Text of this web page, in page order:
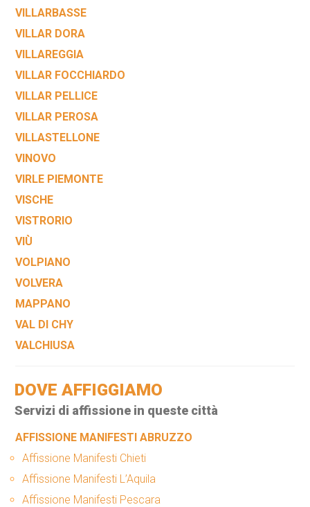
VILLARBASSE
VILLAR DORA
VILLAREGGIA
VILLAR FOCCHIARDO
VILLAR PELLICE
VILLAR PEROSA
VILLASTELLONE
VINOVO
VIRLE PIEMONTE
VISCHE
VISTRORIO
VIÙ
VOLPIANO
VOLVERA
MAPPANO
VAL DI CHY
VALCHIUSA
DOVE AFFIGGIAMO
Servizi di affissione in queste città
AFFISSIONE MANIFESTI ABRUZZO
Affissione Manifesti Chieti
Affissione Manifesti L’Aquila
Affissione Manifesti Pescara